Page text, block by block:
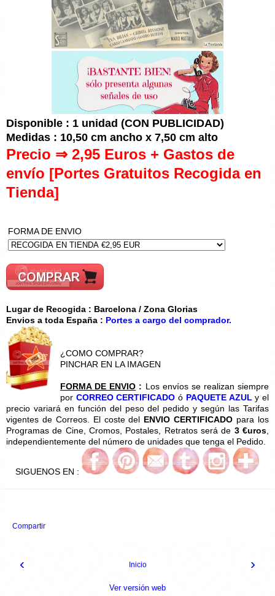
Disponible : 1 unidad (CON PUBLICIDAD)
Medidas : 10,50 cm ancho x 7,50 cm alto
Precio ⇒ 2,95 Euros + Gastos de
envío [Portes Gratuitos Recogida en
Tienda]
FORMA DE ENVIO
Lugar de Recogida : Barcelona / Zona Glorias
Envios a toda España : Portes a cargo del comprador.
¿COMO COMPRAR?
PINCHAR EN LA IMAGEN
FORMA DE ENVIO : Los envíos se realizan siempre
por CORREO CERTIFICADO ó PAQUETE AZUL y el
precio variará en función del peso del pedido y según las Tarifas
vigentes de Correos. El coste del ENVIO CERTIFICADO para los
Programas de Cine, Cromos, Postales, Retratos será de 3 €uros
independientemente del número de unidades que tenga el Pedido.
SIGUENOS EN :
Compartir
‹ ›
Inicio
Ver versión web